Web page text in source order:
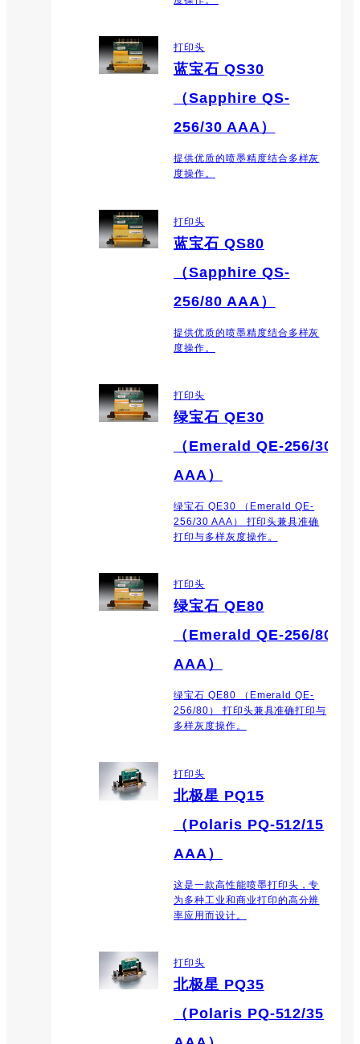
打印头
蓝宝石 QS30
（Sapphire QS-
256/30 AAA）
提供优质的喷墨精度结合多样灰
度操作。
打印头
蓝宝石 QS80
（Sapphire QS-
256/80 AAA）
提供优质的喷墨精度结合多样灰
度操作。
打印头
绿宝石 QE30
（Emerald QE-256/30
AAA）
绿宝石 QE30 （Emerald QE-
256/30 AAA） 打印头兼具准确
打印与多样灰度操作。
打印头
绿宝石 QE80
（Emerald QE-256/80
AAA）
绿宝石 QE80 （Emerald QE-
256/80） 打印头兼具准确打印与
多样灰度操作。
打印头
北极星 PQ15
（Polaris PQ-512/15
AAA）
这是一款高性能喷墨打印头，专
为多种工业和商业打印的高分辨
率应用而设计。
打印头
北极星 PQ35
（Polaris PQ-512/35